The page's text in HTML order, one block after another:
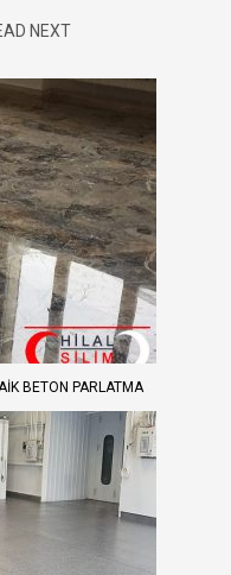
NEXT
BETON PARLATMA